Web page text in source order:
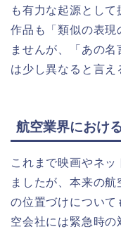
も有力な起源とし
作品も「類似の表現
ませんが、「あの
は少し異なると言え
航空業界におけ
これまで映画やネッ
ましたが、本来の航
の位置づけについて
空会社には緊急時